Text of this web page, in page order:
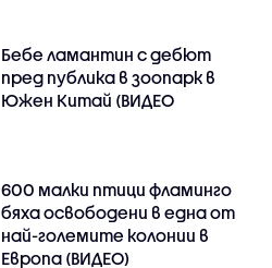
Бебе ламантин с дебют
пред публика в зоопарк в
Южен Китай (ВИДЕО
600 малки птици фламинго
бяха освободени в една от
най-големите колонии в
Европа (ВИДЕО)